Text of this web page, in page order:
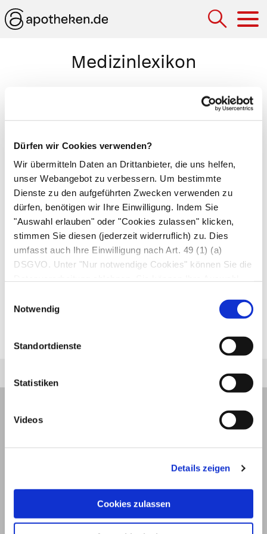
Dürfen wir Cookies verwenden?
Wir übermitteln Daten an Drittanbieter, die uns helfen,
unser Webangebot zu verbessern. Um bestimmte
Dienste zu den aufgeführten Zwecken verwenden zu
dürfen, benötigen wir Ihre Einwilligung. Indem Sie
"Auswahl erlauben" oder "Cookies zulassen" klicken,
stimmen Sie diesen (jederzeit widerruflich) zu. Dies
umfasst auch Ihre Einwilligung nach Art. 49 (1) (a)
DSGVO. Unter "Nur notwendige Cookies" können Sie die
Notwendig
Standortdienste
Statistiken
Videos
Details zeigen
Cookies zulassen
Medizinlexikon
Erhebung körperlicher Merkmale an Lebewesen.
Ermittlung der kindlichen Maße bei den
Ultraschalluntersuchungen in der
Schwangerschaftvon Ungeborenen im
Mutterleib sowie Zugangskontrollen z.B. beim
Iris-Scan und die Überprüfung der
Fingerabdrücke. Da biometrische Daten die
Identifikation von Personen erleichtern und vor
allem sicherer machen, werden zunehmend
biometrische Merkmale in Ausweispapieren
aufgeführt (z.B. sind seit November 2007 zwei
Fingerabdrücke auf einem Chip im Reisepass